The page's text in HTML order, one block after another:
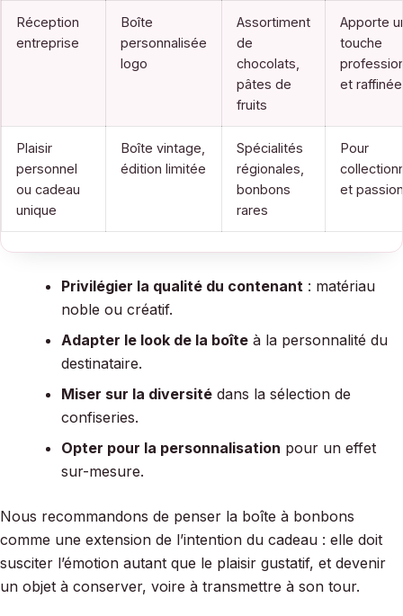
Réception
entreprise
Boîte
personnalisée
logo
Assortiment
de
chocolats,
pâtes de
fruits
Apporte
touche
et raffinée
Plaisir
personnel
ou cadeau
unique
Boîte vintage,
édition limitée
Spécialités
régionales,
bonbons
rares
Pour
et
Privilégier la qualité du contenant : matériau
noble ou créatif.
Adapter le look de la boîte à la personnalité du
destinataire.
Miser sur la diversité dans la sélection de
confiseries.
Opter pour la personnalisation pour un effet
sur-mesure.
Nous recommandons de penser la boîte à bonbons
comme une extension de l’intention du cadeau : elle doit
susciter l’émotion autant que le plaisir gustatif, et devenir
un objet à conserver, voire à transmettre à son tour.